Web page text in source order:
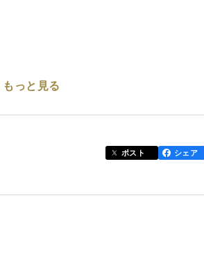
もっと見る
ポスト シェア